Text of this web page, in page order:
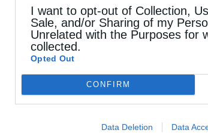
I want to opt-out of Collection,
Sale, and/or Sharing of my
Unrelated with the Purposes for
collected.
Opted Out
CONFIRM
Data Deletion Data